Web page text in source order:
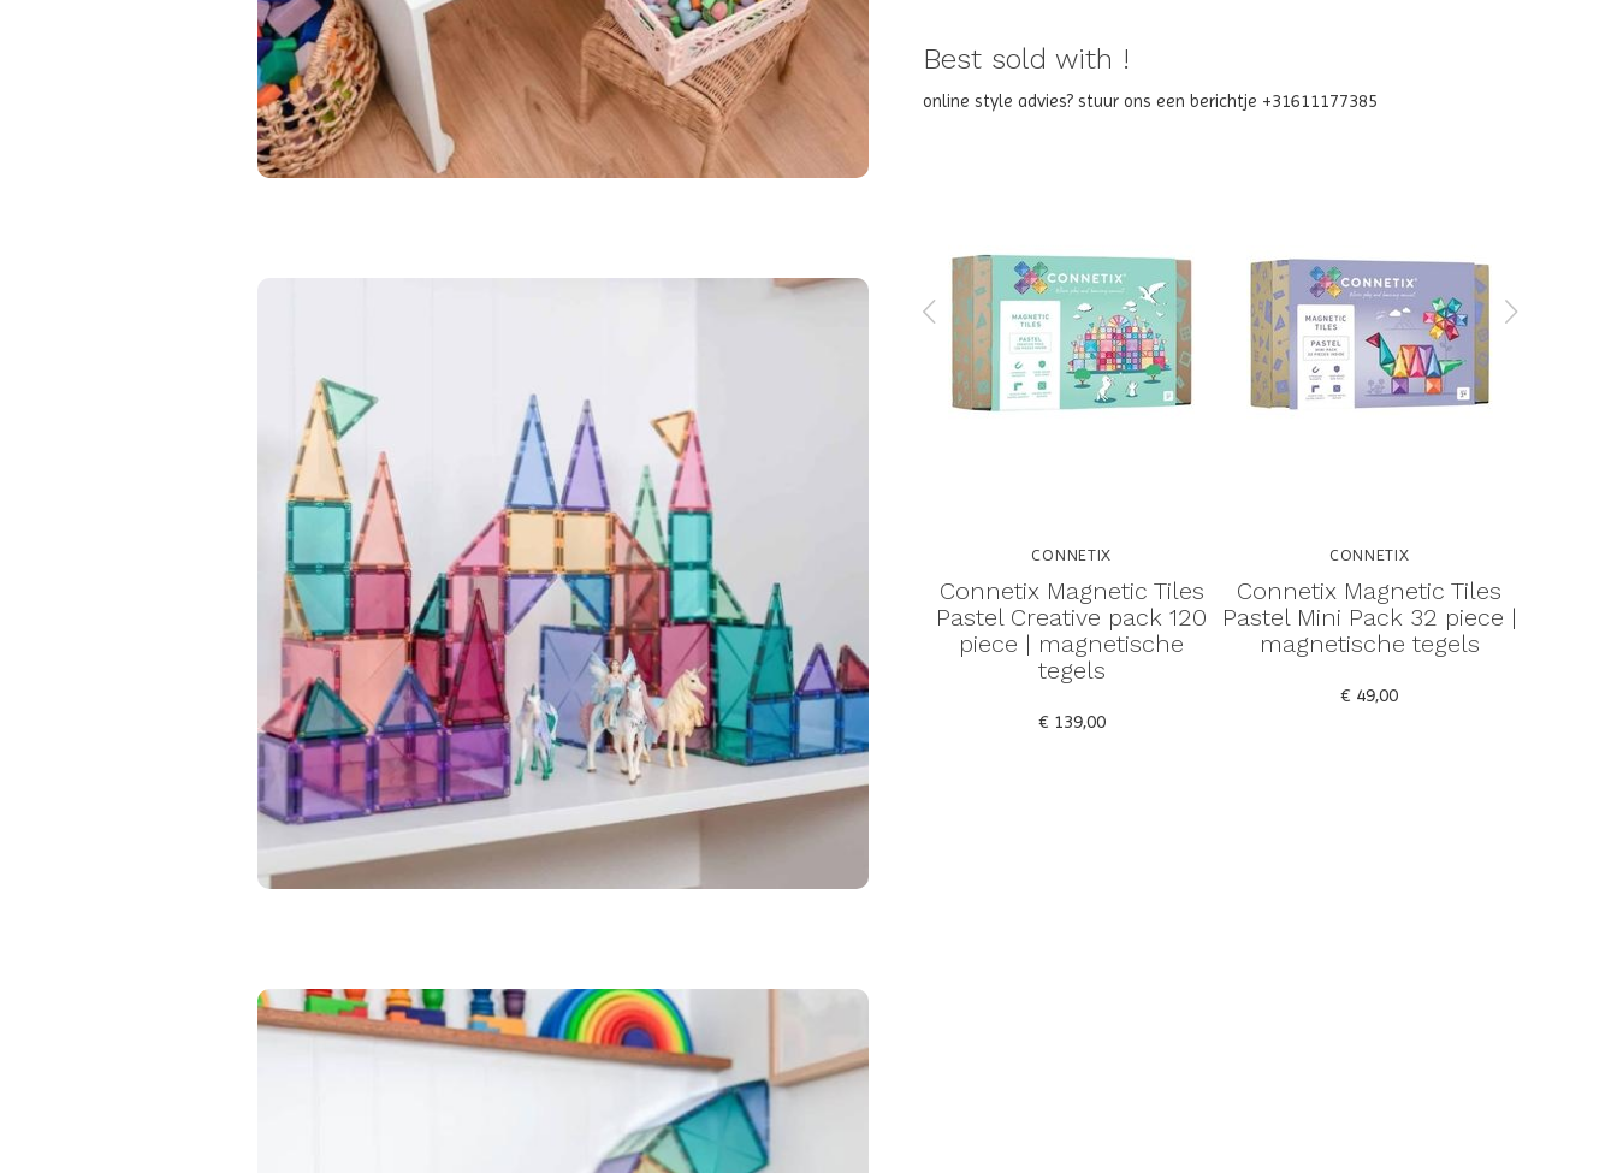
Best sold with !
online style advies? stuur ons een berichtje +31611177385
CONNETIX
Connetix Pastel Geometry
Pack 40 pieces |
magnetische tegels
€ 65,00
Connetix magnetic tiles
pastel shape expansion
pack 48 piece |
magnetische tegels
€ 99,00
CONNETIX
Connetix Magnetic Tiles
Pastel Creative pack 120
piece | magnetische
tegels
€ 139,00
CONNETIX
Connetix Magnetic Tiles
Pastel Mini Pack 32 piece |
magnetische tegels
€ 49,00